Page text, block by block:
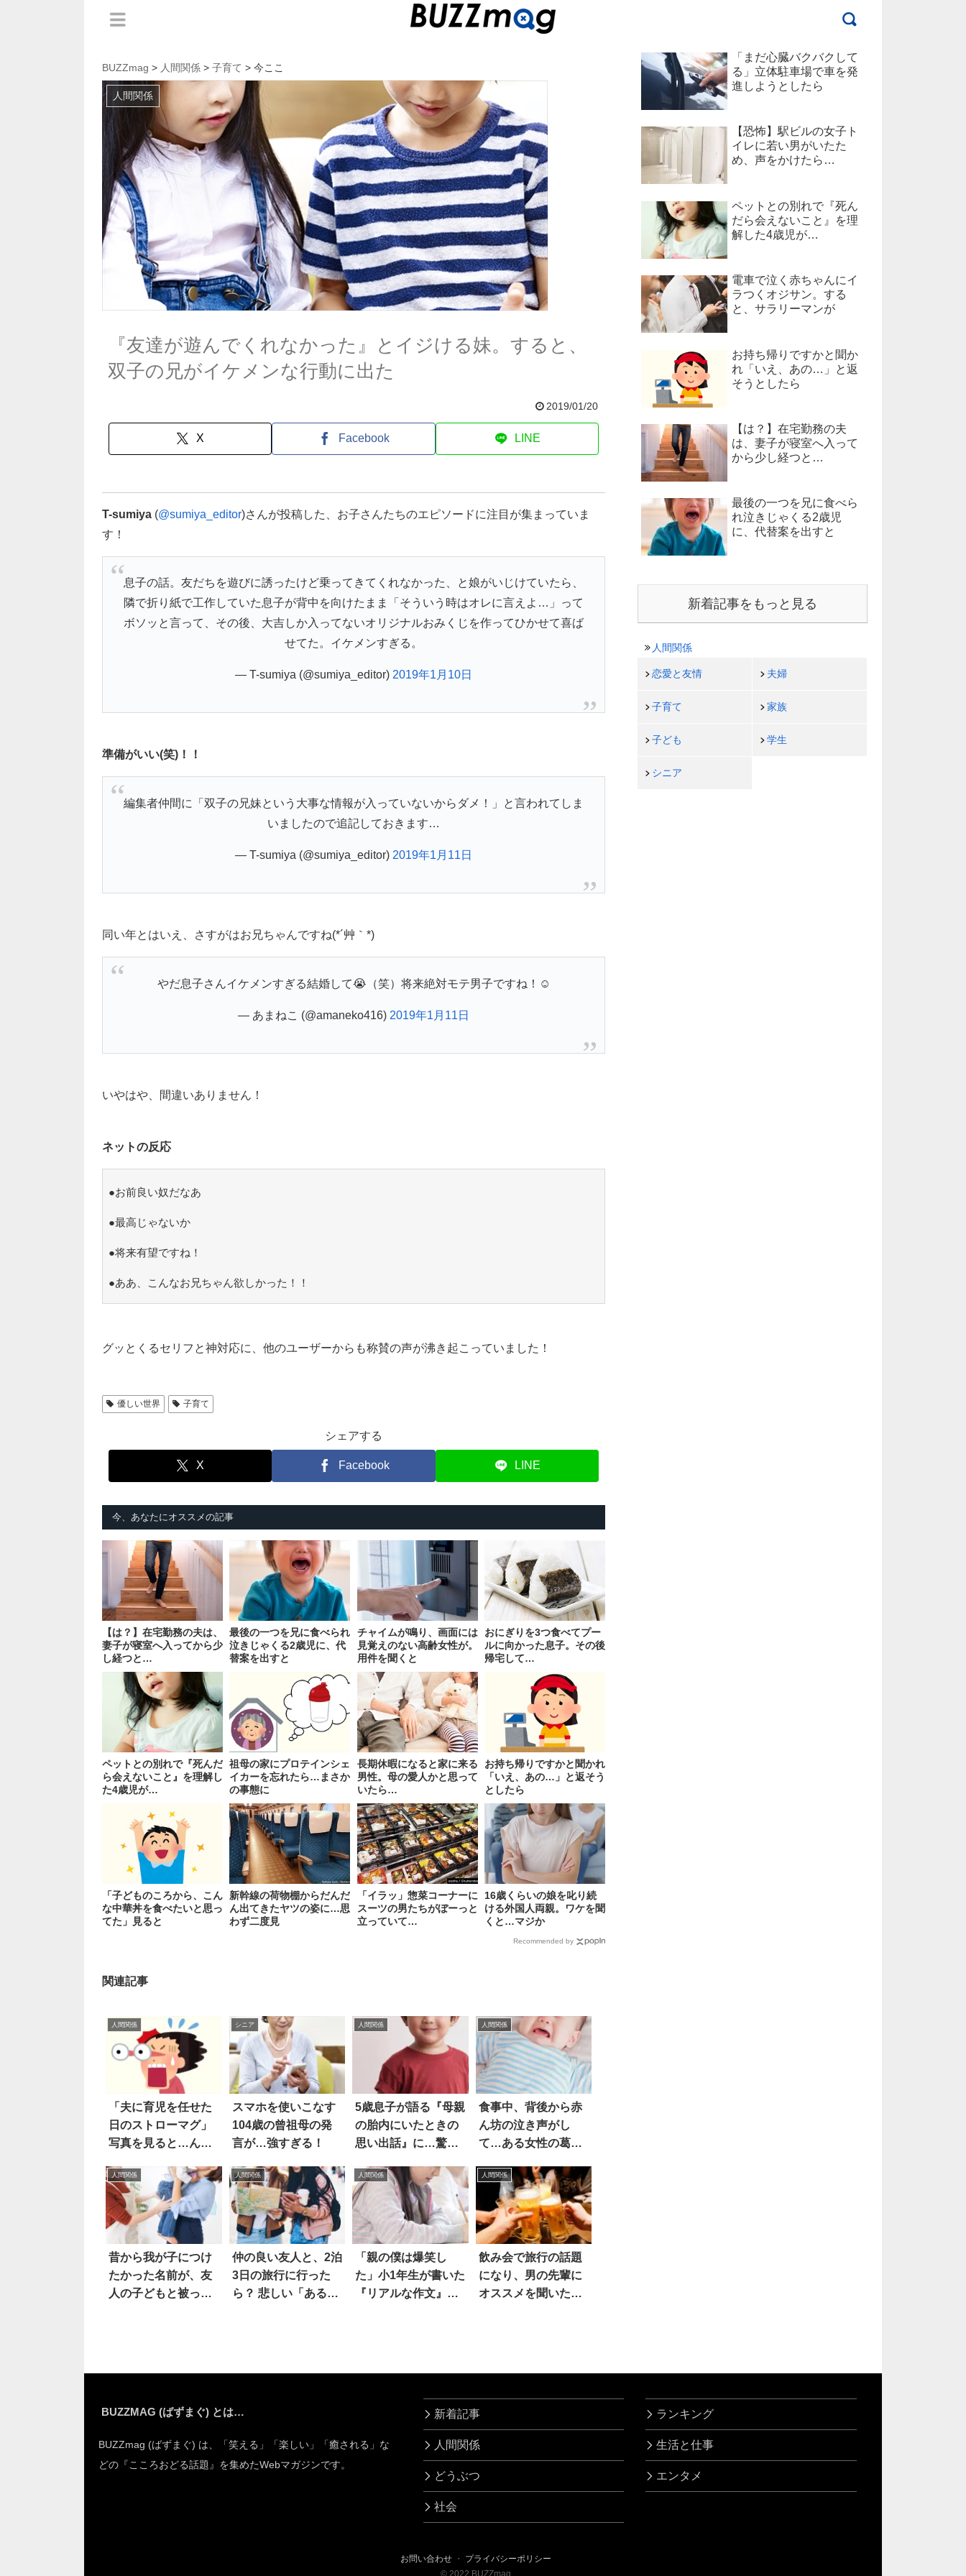
BUZZmag > 人間関係 > 子育て > 今ここ
人間関係
『友達が遊んでくれなかった』とイジける妹。すると、
双子の兄がイケメンな行動に出た
2019/01/20
X Facebook LINE
T-sumiya (@sumiya_editor)さんが投稿した、お子さんたちのエピソードに注目が集まっていま
す！
息子の話。友だちを遊びに誘ったけど乗ってきてくれなかった、と娘がいじけていたら、
隣で折り紙で工作していた息子が背中を向けたまま「そういう時はオレに言えよ…」って
ボソッと言って、その後、大吉しか入ってないオリジナルおみくじを作ってひかせて喜ば
せてた。イケメンすぎる。
— T-sumiya (@sumiya_editor) 2019年1月10日
準備がいい(笑)！！
編集者仲間に「双子の兄妹という大事な情報が入っていないからダメ！」と言われてしま
いましたので追記しておきます…
— T-sumiya (@sumiya_editor) 2019年1月11日
同い年とはいえ、さすがはお兄ちゃんですね(*´艸｀*)
やだ息子さんイケメンすぎる結婚して😭（笑）将来絶対モテ男子ですね！☺️
— あまねこ (@amaneko416) 2019年1月11日
いやはや、間違いありません！
ネットの反応
●お前良い奴だなあ
●最高じゃないか
●将来有望ですね！
●ああ、こんなお兄ちゃん欲しかった！！
グッとくるセリフと神対応に、他のユーザーからも称賛の声が沸き起こっていました！
優しい世界 子育て
シェアする
X Facebook LINE
今、あなたにオススメの記事
【は？】在宅勤務の夫は、
妻子が寝室へ入ってから少
し経つと…
最後の一つを兄に食べられ
泣きじゃくる2歳児に、代
替案を出すと
チャイムが鳴り、画面には
見覚えのない高齢女性が。
用件を聞くと
おにぎりを3つ食べてプー
ルに向かった息子。その後
帰宅して…
ペットとの別れで『死んだ
ら会えないこと』を理解し
た4歳児が…
祖母の家にプロテインシェ
イカーを忘れたら…まさか
の事態に
長期休暇になると家に来る
男性。母の愛人かと思って
いたら…
お持ち帰りですかと聞かれ
「いえ、あの…」と返そう
としたら
「子どものころから、こん
な中華丼を食べたいと思っ
てた」見ると
新幹線の荷物棚からだんだ
ん出てきたヤツの姿に…思
わず二度見
「イラッ」惣菜コーナーに
スーツの男たちがぼーっと
立っていて…
16歳くらいの娘を叱り続
ける外国人両親。ワケを聞
くと…マジか
Recommended by
関連記事
人間関係
「夫に育児を任せた
日のストローマグ」
写真を見ると…ん
シニア
スマホを使いこなす
104歳の曾祖母の発
言が…強すぎる！
人間関係
5歳息子が語る『母親
の胎内にいたときの
思い出話』に…驚い
人間関係
食事中、背後から赤
ん坊の泣き声がし
て…ある女性の葛藤
人間関係
昔から我が子につけ
たかった名前が、友
人の子どもと被っ
人間関係
仲の良い友人と、2泊
3日の旅行に行った
ら？ 悲しい「あるあ
人間関係
「親の僕は爆笑し
た」小1年生が書いた
『リアルな作文』
人間関係
飲み会で旅行の話題
になり、男の先輩に
オススメを聞いた
「まだ心臓バクバクして
る」立体駐車場で車を発
進しようとしたら
【恐怖】駅ビルの女子ト
イレに若い男がいたた
め、声をかけたら…
ペットとの別れで『死ん
だら会えないこと』を理
解した4歳児が…
電車で泣く赤ちゃんにイ
ラつくオジサン。する
と、サラリーマンが
お持ち帰りですかと聞か
れ「いえ、あの…」と返
そうとしたら
【は？】在宅勤務の夫
は、妻子が寝室へ入って
から少し経つと…
最後の一つを兄に食べら
れ泣きじゃくる2歳児
に、代替案を出すと
新着記事をもっと見る
人間関係
恋愛と友情 夫婦
子育て 家族
子ども 学生
シニア
BUZZMAG (ばずまぐ) とは…
BUZZmag (ばずまぐ) は、「笑える」「楽しい」「癒される」な
どの『こころおどる話題』を集めたWebマガジンです。
新着記事
人間関係
どうぶつ
社会
ランキング
生活と仕事
エンタメ
お問い合わせ ・ プライバシーポリシー